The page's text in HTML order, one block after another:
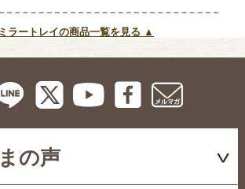
ラートレイの商品一覧を見る ▲
の声